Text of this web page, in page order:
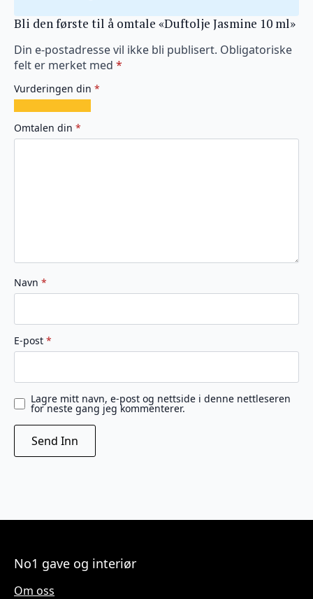
Bli den første til å omtale «Duftolje Jasmine 10 ml»
Din e-postadresse vil ikke bli publisert. Obligatoriske
felt er merket med *
Vurderingen din *
av
5
av
5
av
5
av
5
av
5
Omtalen din *
Navn *
E-post *
Lagre mitt navn, e-post og nettside i denne nettleseren
for neste gang jeg kommenterer.
No1 gave og interiør
Om oss